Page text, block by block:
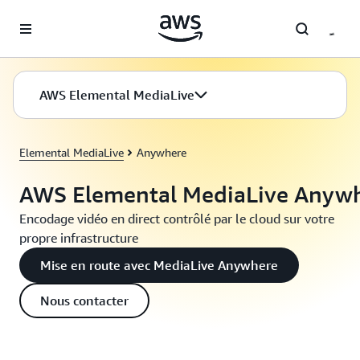
AWS Elemental MediaLive
Elemental MediaLive Anywhere
AWS Elemental MediaLive
Encodage vidéo en direct contrôlé par le cloud sur votre
propre infrastructure
Mise en route avec MediaLive Anywhere
Nous contacter